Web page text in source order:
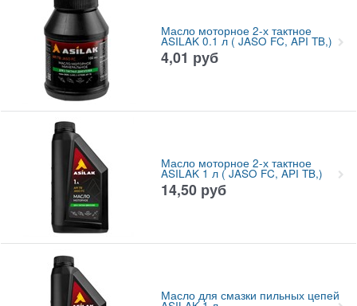
Масло моторное 2-х тактное
ASILAK 0.1 л ( JASO FC, API TB,)
4,01 руб
Масло моторное 2-х тактное
ASILAK 1 л ( JASO FC, API TB,)
14,50 руб
Масло для смазки пильных цепей